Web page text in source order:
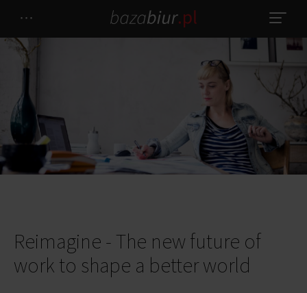
Reimagine - The new future of
work to shape a better world